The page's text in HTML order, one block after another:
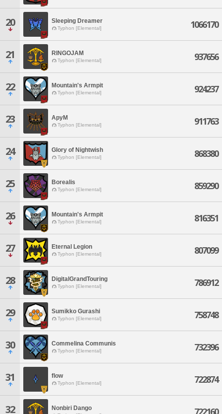
20 Sleeping Dreamer
Typhon [Elemental] 1066170
21 RINGOJAM
Typhon [Elemental] 937656
22 Mountain's Armpit
Typhon [Elemental] 924237
23 ApyM
Typhon [Elemental] 911763
24 Glory of Nightwish
Typhon [Elemental] 868380
25 Borealis
Typhon [Elemental] 859290
26 Mountain's Armpit
Typhon [Elemental] 816351
27 Eternal Legion
Typhon [Elemental] 807099
28 DigitalGrandTouring
Typhon [Elemental] 786912
29 Sumikko Gurashi
Typhon [Elemental] 758748
30 Commelina Communis
Typhon [Elemental] 732396
31 flow
Typhon [Elemental] 722874
32 Nonbiri Dango 722160